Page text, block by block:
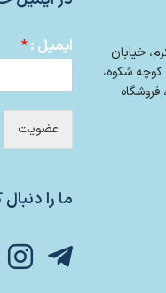
خیابان
کوچه شکوه،
پاساژ پارسه، طبقه زیر همکف، پلاک 3، فروشگاه
ایمیل :*
عضویت
ما را دنبال